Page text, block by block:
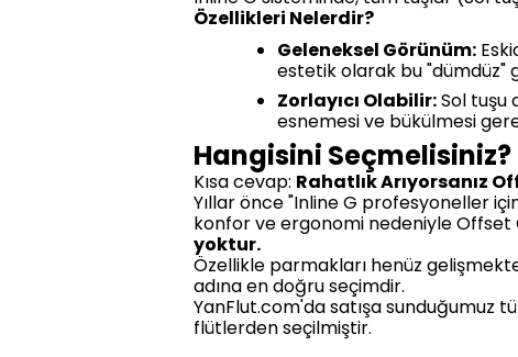
Özellikleri Nelerdir?
Geleneksel Görünüm:
estetik olarak bu "dümdüz"
Zorlayıcı Olabilir:Sol tuşu
esnemesi ve bükülmesi
Hangisini Seçmelisiniz?
Kısa cevap: Rahatlık Arıyorsanız
Yıllar önce "Inline G profesyoneller
konfor ve ergonomi nedeniyle Offset
yoktur.
Özellikle parmakları henüz
adına en doğru seçimdir.
YanFlut.com'da satışa sunduğumuz
flütlerden seçilmiştir.